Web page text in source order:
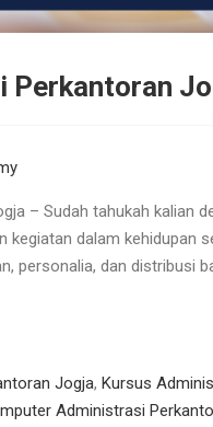
Perkantoran
– Sudah tahukah kalian
kegiatan dalam kehidupan
personalia, dan distribusi
Jogja, Kursus
Administrasi